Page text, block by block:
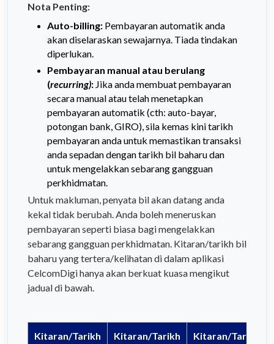
Nota Penting:
Auto-billing: Pembayaran automatik anda
akan diselaraskan sewajarnya. Tiada tindakan
diperlukan.
Pembayaran manual atau berulang
(recurring): Jika anda membuat pembayaran
secara manual atau telah menetapkan
pembayaran automatik (cth: auto-bayar,
potongan bank, GIRO), sila kemas kini tarikh
pembayaran anda untuk memastikan transaksi
anda sepadan dengan tarikh bil baharu dan
untuk mengelakkan sebarang gangguan
perkhidmatan.
Untuk makluman, penyata bil akan datang anda
kekal tidak berubah. Anda boleh meneruskan
pembayaran seperti biasa bagi mengelakkan
sebarang gangguan perkhidmatan. Kitaran/tarikh bil
baharu yang tertera/kelihatan di dalam aplikasi
CelcomDigi hanya akan berkuat kuasa mengikut
jadual di bawah.
Kitaran/Tarikh
Kitaran/Tarikh
Kitaran/Tarikh